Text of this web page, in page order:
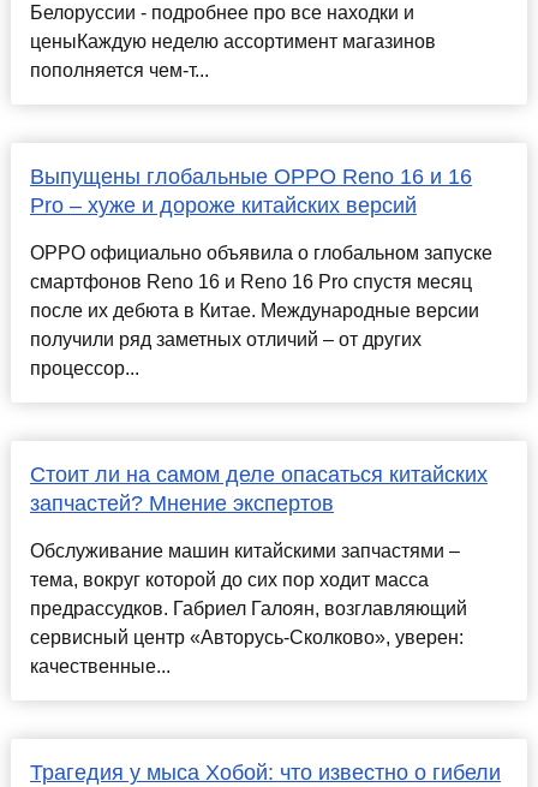
Белоруссии - подробнее про все находки и
ценыКаждую неделю ассортимент магазинов
пополняется чем-т...
Выпущены глобальные OPPO Reno 16 и 16
Pro – хуже и дороже китайских версий
OPPO официально объявила о глобальном запуске
смартфонов Reno 16 и Reno 16 Pro спустя месяц
после их дебюта в Китае. Международные версии
получили ряд заметных отличий – от других
процессор...
Стоит ли на самом деле опасаться китайских
запчастей? Мнение экспертов
Обслуживание машин китайскими запчастями –
тема, вокруг которой до сих пор ходит масса
предрассудков. Габриел Галоян, возглавляющий
сервисный центр «Авторусь-Сколково», уверен:
качественные...
Трагедия у мыса Хобой: что известно о гибели